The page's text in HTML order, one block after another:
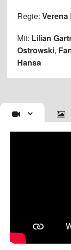
Regie: Verena
Mit: Lilian
Ostrowski,
Hansa